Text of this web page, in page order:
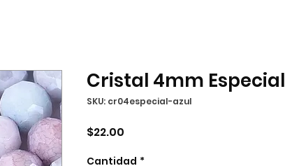
Cristal 4mm Especial
SKU: cr04especial-azul
$22.00
Cantidad *